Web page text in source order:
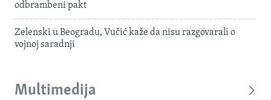
odbrambeni pakt
Zelenski u Beogradu, Vučić kaže da nisu razgovarali o
vojnoj saradnji
Multimedija